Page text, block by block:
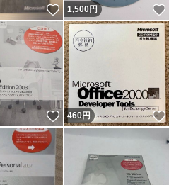
いいね！
1,500円
いいね！
460円